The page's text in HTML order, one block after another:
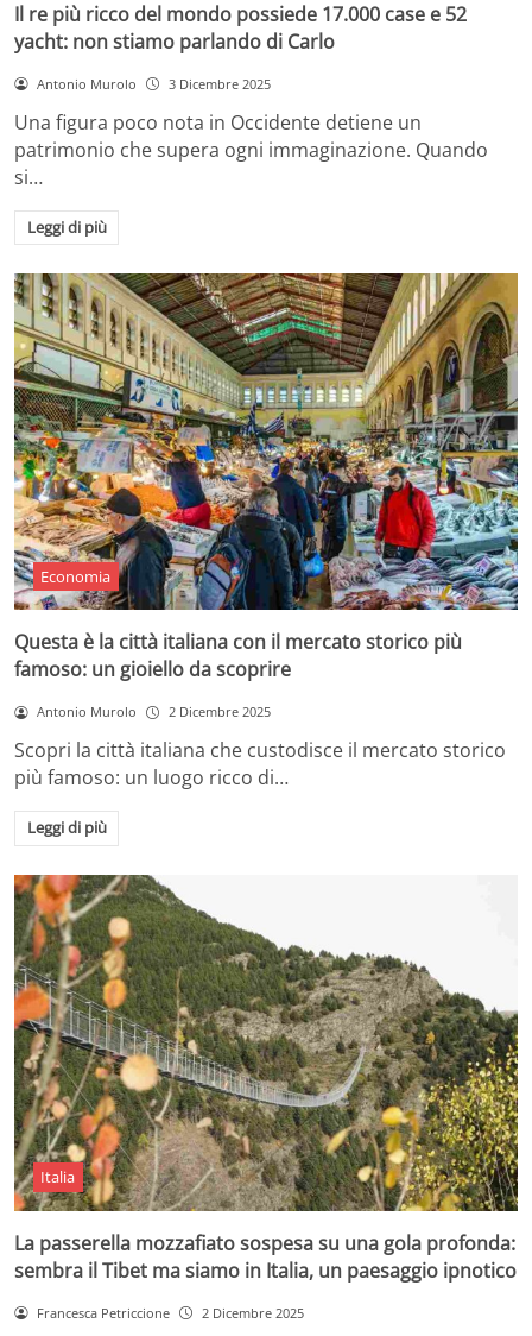
Il re più ricco del mondo possiede 17.000 case e 52
yacht: non stiamo parlando di Carlo
Antonio Murolo 3 Dicembre 2025
Una figura poco nota in Occidente detiene un
patrimonio che supera ogni immaginazione. Quando
si…
Leggi di più
Economia
Questa è la città italiana con il mercato storico più
famoso: un gioiello da scoprire
Antonio Murolo 2 Dicembre 2025
Scopri la città italiana che custodisce il mercato storico
più famoso: un luogo ricco di…
Leggi di più
Italia
La passerella mozzafiato sospesa su una gola profonda:
sembra il Tibet ma siamo in Italia, un paesaggio ipnotico
Francesca Petriccione 2 Dicembre 2025